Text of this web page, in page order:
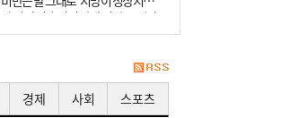
다 더 많이 축적된 상태’이다. 그러나
비만은 더는 외모의 문제에 끝나지 않
경제 사회 스포츠